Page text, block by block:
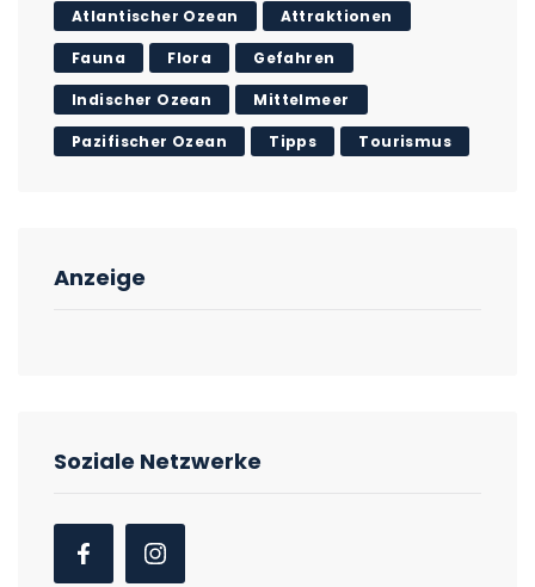
Atlantischer Ozean Attraktionen
Fauna Flora Gefahren
Indischer Ozean Mittelmeer
Pazifischer Ozean Tipps Tourismus
Anzeige
Soziale Netzwerke